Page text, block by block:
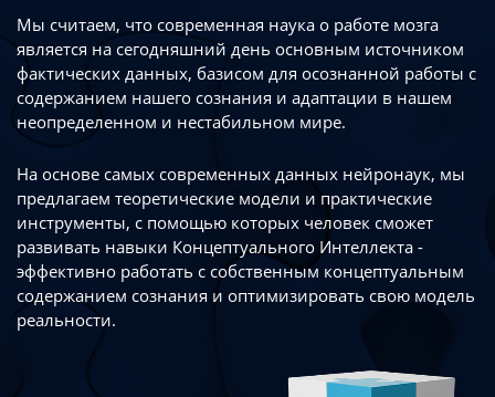
Мы считаем, что современная наука о работе мозга
является на сегодняшний день основным источником
фактических данных, базисом для осознанной работы с
содержанием нашего сознания и адаптации в нашем
неопределенном и нестабильном мире.
На основе самых современных данных нейронаук, мы
предлагаем теоретические модели и практические
инструменты, с помощью которых человек сможет
развивать навыки Концептуального Интеллекта -
эффективно работать с собственным концептуальным
содержанием сознания и оптимизировать свою модель
реальности.